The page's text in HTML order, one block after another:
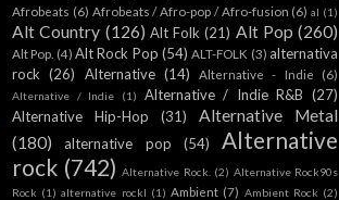
Afrobeats (6) Afrobeats / Afro-pop / Afro-fusion (6) al (1)
Alt Country (126) Alt Folk (21) Alt Pop (260)
Alt Pop. (4) Alt Rock Pop (54) ALT-FOLK (3) alternativa
rock (26) Alternative (14) Alternative - Indie (6)
Alternative / Indie (1) Alternative / Indie R&B (27)
Alternative Hip-Hop
(31)
Alternative Metal
(180)
alternative pop (54)
Alternative
rock (742) Alternative Rock. (2) Alternative Rock90s
Rock (1) alternative rockl (1) Ambient (7) Ambient Rock (2)